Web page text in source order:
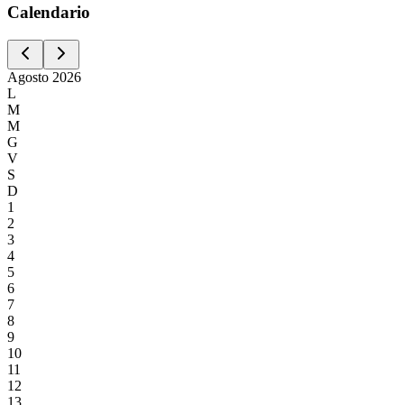
Calendario
Agosto 2026
L
M
M
G
V
S
D
1
2
3
4
5
6
7
8
9
10
11
12
13